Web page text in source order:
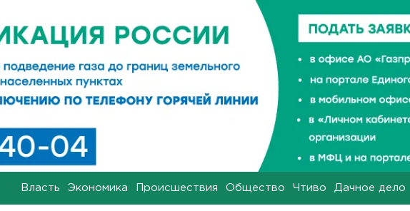
Власть Экономика Происшествия Общество Чтиво Дачное дело